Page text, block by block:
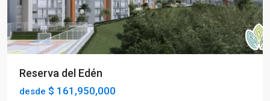
Reserva del Edén
desde $ 161,950,000